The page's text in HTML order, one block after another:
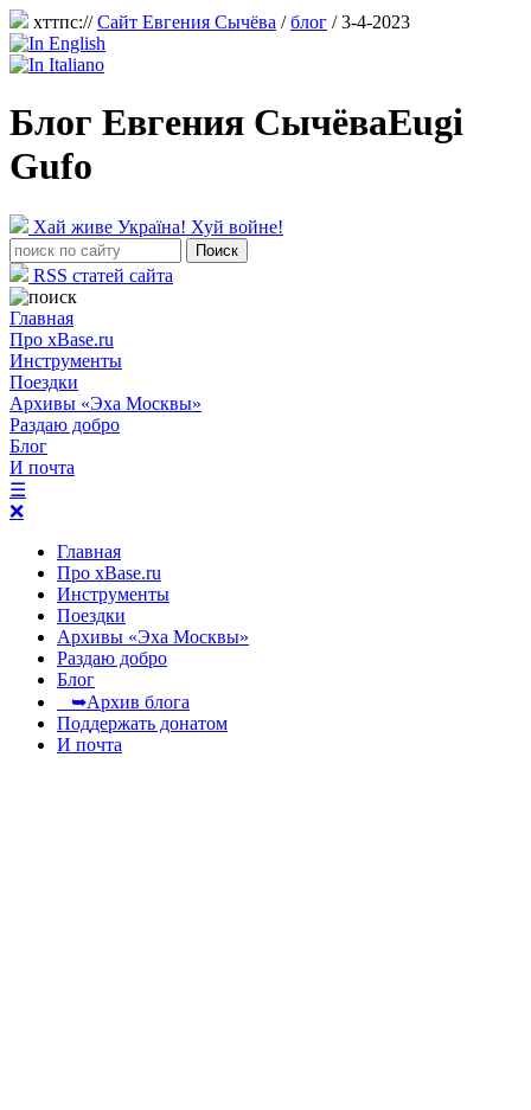
хттпс://Сайт Евгения Сычёва /блог / 3-4-2023
Блог Евгения СычёваEugi
Gufo
Хай живе Україна! Хуй войне!
RSS статей сайта
Главная
Про xBase.ru
Инструменты
Поездки
Архивы «Эха Москвы»
Раздаю добро
Блог
И почта
☰
❌
Главная
Про xBase.ru
Инструменты
Поездки
Архивы «Эха Москвы»
Раздаю добро
Блог
➥Архив блога
Поддержать донатом
И почта